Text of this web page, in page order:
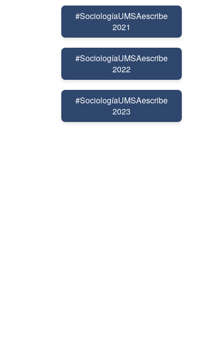
#SociologíaUMSAescribe
2021
#SociologíaUMSAescribe
2022
#SociologíaUMSAescribe
2023